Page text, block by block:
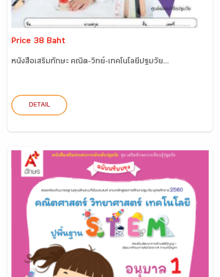
Price 38 Baht
หนังสือเสริมทักษะ คณิต-วิทย์-เทคโนโลยีปฐมวัย...
DETAIL